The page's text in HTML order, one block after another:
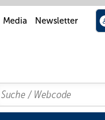
Media Newsletter
Search
Suchen